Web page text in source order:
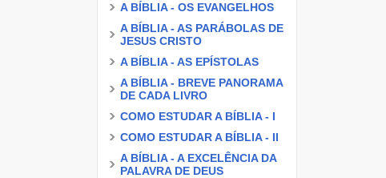
A BÍBLIA - OS EVANGELHOS
A BÍBLIA - AS PARÁBOLAS DE
JESUS CRISTO
A BÍBLIA - AS EPÍSTOLAS
A BÍBLIA - BREVE PANORAMA
DE CADA LIVRO
COMO ESTUDAR A BÍBLIA - I
COMO ESTUDAR A BÍBLIA - II
A BÍBLIA - A EXCELÊNCIA DA
PALAVRA DE DEUS